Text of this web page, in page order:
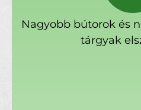
Nagyobb bútorok és
tárgyak